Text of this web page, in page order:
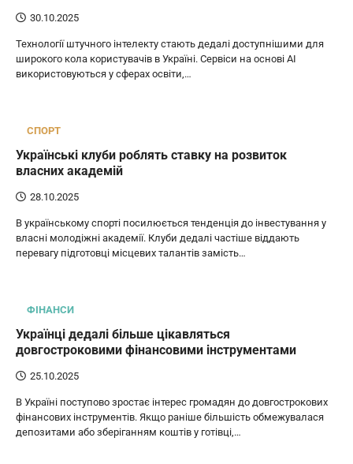
30.10.2025
Технології штучного інтелекту стають дедалі доступнішими для
широкого кола користувачів в Україні. Сервіси на основі AI
використовуються у сферах освіти,…
СПОРТ
Українські клуби роблять ставку на розвиток
власних академій
28.10.2025
В українському спорті посилюється тенденція до інвестування у
власні молодіжні академії. Клуби дедалі частіше віддають
перевагу підготовці місцевих талантів замість…
ФІНАНСИ
Українці дедалі більше цікавляться
довгостроковими фінансовими інструментами
25.10.2025
В Україні поступово зростає інтерес громадян до довгострокових
фінансових інструментів. Якщо раніше більшість обмежувалася
депозитами або зберіганням коштів у готівці,…